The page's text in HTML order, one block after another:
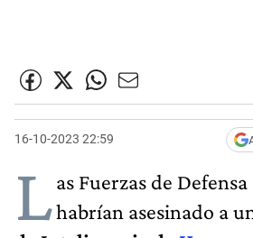
16-10-2023 22:59
Las Fuerzas de
habrían asesinado a